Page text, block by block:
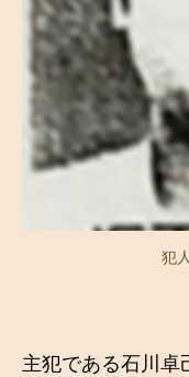
犯
主犯である石川卓